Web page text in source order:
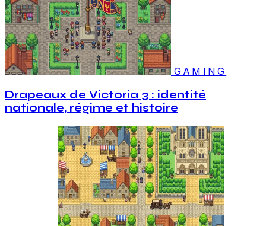
GAMING
Drapeaux de Victoria 3 : identité
nationale, régime et histoire